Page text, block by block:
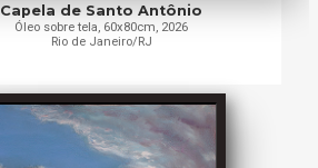
Capela de Santo Antônio
Óleo sobre tela, 60x80cm, 2026
Rio de Janeiro/RJ